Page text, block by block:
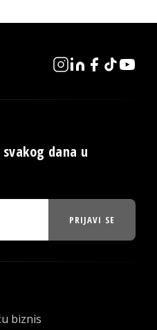
dana u
PRIJAVI SE
biznis